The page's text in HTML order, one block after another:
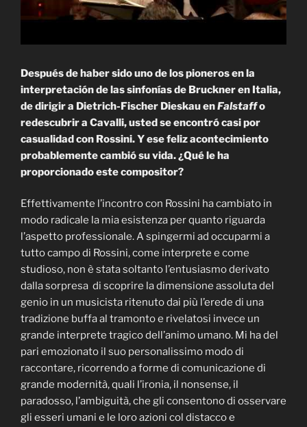
Después de haber sido uno de los pioneros en la
interpretación de las sinfonías de Bruckner en Italia,
de dirigir a Dietrich-Fischer Dieskau enFalstaffo
redescubrir a Cavalli, usted se encontró casi por
casualidad con Rossini. Y ese feliz acontecimiento
probablemente cambió su vida. ¿Qué le ha
proporcionado este compositor?
Effettivamente l’incontro con Rossini ha cambiato in
modo radicale la mia esistenza per quanto riguarda
l’aspetto professionale. A spingermi ad occuparmi a
tutto campo di Rossini, come interprete e come
studioso, non è stata soltanto l’entusiasmo derivato
dalla sorpresa di scoprire la dimensione assoluta del
genio in un musicista ritenuto dai più l’erede di una
tradizione buffa al tramonto e rivelatosi invece un
grande interprete tragico dell’animo umano. Mi ha del
pari emozionato il suo personalissimo modo di
raccontare, ricorrendo a forme di comunicazione di
grande modernità, quali l’ironia, il nonsense, il
paradosso, l’ambiguità, che gli consentono di osservare
gli esseri umani e le loro azioni col distacco e